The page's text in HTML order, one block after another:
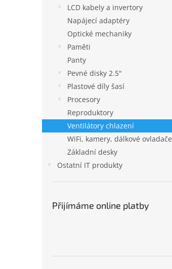
LCD kabely a invertory
Napájecí adaptéry
Optické mechaniky
Paměti
Panty
Pevné disky 2.5"
Plastové díly šasí
Procesory
Reproduktory
Ventilátory chlazení
WiFi, kamery, dálkové ovladače
Základní desky
Ostatní IT produkty
Přijímáme online platby